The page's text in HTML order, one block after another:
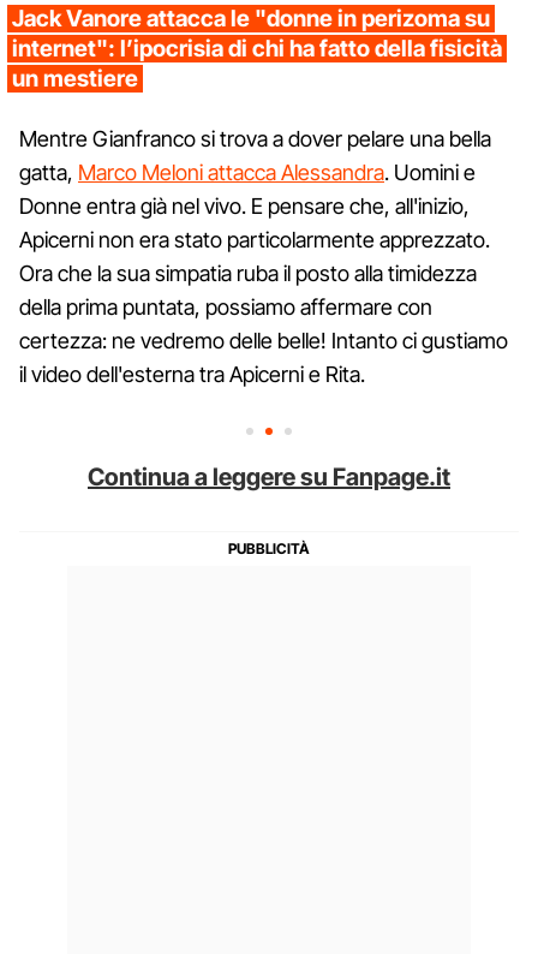
Jack Vanore attacca le "donne in perizoma su
internet": l’ipocrisia di chi ha fatto della fisicità
un mestiere
Mentre Gianfranco si trova a dover pelare una bella
gatta, Marco Meloni attacca Alessandra. Uomini e
Donne entra già nel vivo. E pensare che, all'inizio,
Apicerni non era stato particolarmente apprezzato.
Ora che la sua simpatia ruba il posto alla timidezza
della prima puntata, possiamo affermare con
certezza: ne vedremo delle belle! Intanto ci gustiamo
il video dell'esterna tra Apicerni e Rita.
Continua a leggere su Fanpage.it